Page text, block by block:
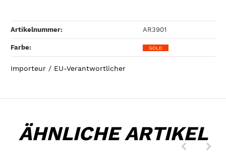
Artikelnummer: AR3901
Farbe‍: GOLD
Importeur / EU-Verantwortlicher
ÄHNLICHE ARTIKEL